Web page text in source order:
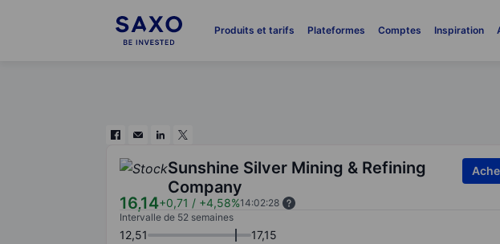
Produits et tarifs Plateformes Comptes Inspiration
Sunshine Silver Mining & Refining
Company
16,14+0,71 / +4,58%14:02:28
Intervalle de 52 semaines
12,51 17,15